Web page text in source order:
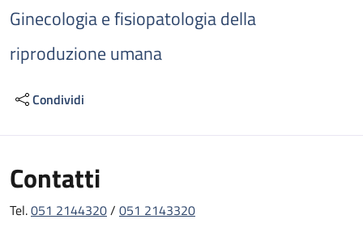
Ginecologia e fisiopatologia della
riproduzione umana
Condividi
Contatti
Tel.051 2144320/ 051 2143320